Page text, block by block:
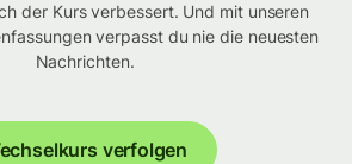
der Kurs verbessert. Und mit unseren
verpasst du nie die neuesten
Nachrichten.
verfolgen